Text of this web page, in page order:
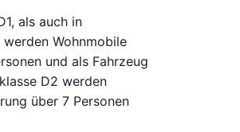
als auch in
Wohnmobile
und als Fahrzeug
D2 werden
über 7 Personen